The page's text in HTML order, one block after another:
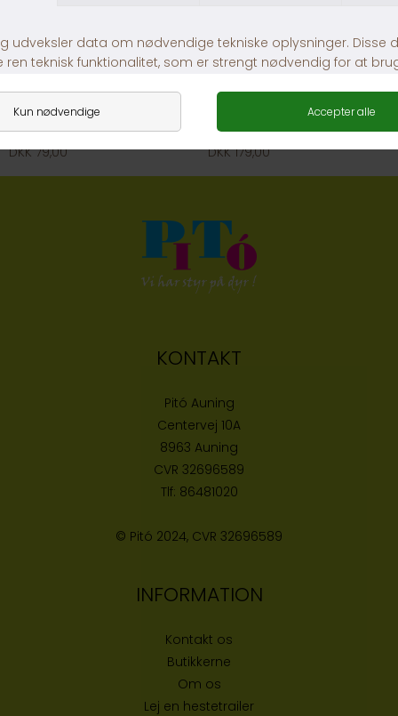
FLOAT CLEAN MAGNET S
DKK 79,00
ECO HEATER 25 WATT 0-25 L
DKK 179,00
KONTAKT
Pitó Auning
Centervej 10A
8963 Auning
CVR 32696589
Tlf: 86481020
© Pitó 2024, CVR 32696589
INFORMATION
Kontakt os
Butikkerne
Om os
Lej en hestetrailer